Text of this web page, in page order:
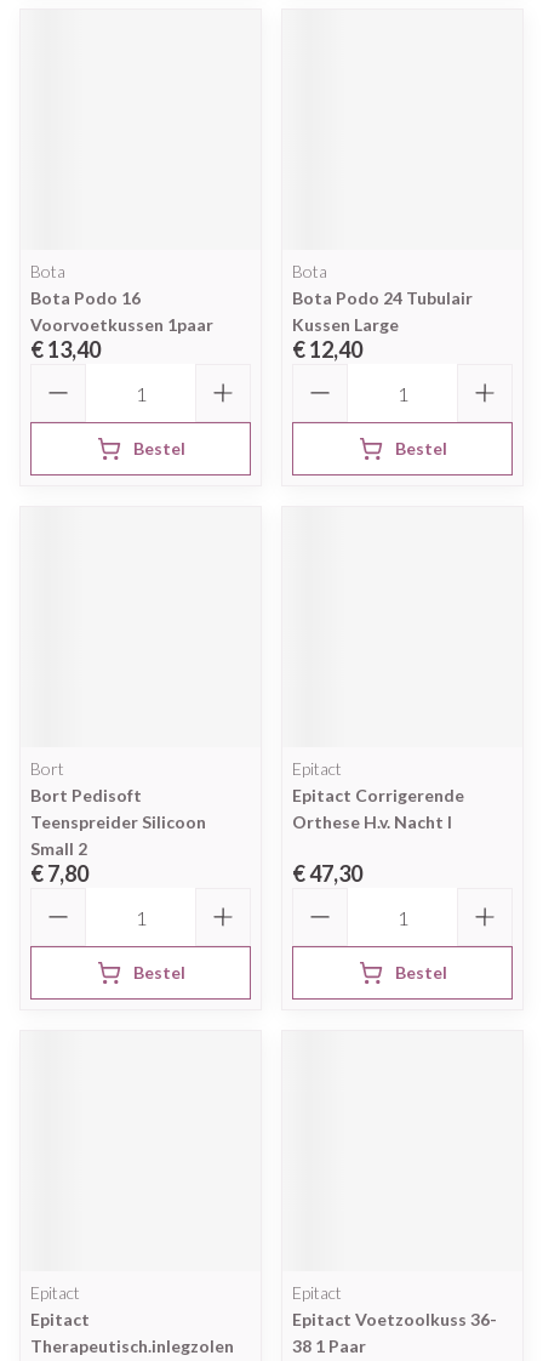
Bota
Bota Podo 16
Voorvoetkussen 1paar
€ 13,40
Bestel
Bota
Bota Podo 24 Tubulair
Kussen Large
€ 12,40
Bestel
Bort
Bort Pedisoft
Teenspreider Silicoon
Small 2
€ 7,80
Bestel
Epitact
Epitact Corrigerende
Orthese H.v. Nacht l
€ 47,30
Bestel
Epitact
Epitact
Therapeutisch.inlegzolen
Epitact
Epitact Voetzoolkuss 36-
38 1 Paar